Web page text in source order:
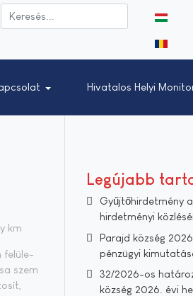
Hivatalos Helyi
km
fe­lü­le­
szem
Legújabb
Gyűjtőhirdetmény
hirdetményi
Parajd község
pénzügyi
32/2026-os
község 2026. évi